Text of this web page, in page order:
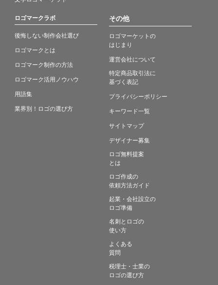
ロゴマークラボ
後悔しない制作会社選び
ロゴマークとは
ロゴマーク制作の方法
ロゴマーク活用ノウハウ
用語集
業界別！ロゴの選び方
その他
ロゴマーケットの
はじまり
運営会社について
特定商品取引法に
基づく表記
プライバシーポリシー
キーワード一覧
サイトマップ
デザイナー募集
ロゴ無料提案
とは
ロゴ作成の
依頼方法ガイド
起業・会社設立の
ロゴ準備
名刺とロゴの
使い方
よくある
質問
税理士・士業の
ロゴの選び方